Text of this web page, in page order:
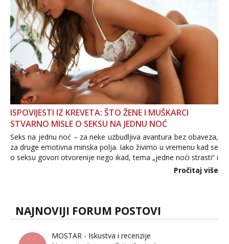
ISPOVIJESTI IZ KREVETA: ŠTO ŽENE I MUŠKARCI
STVARNO MISLE O SEKSU NA JEDNU NOĆ
Seks na jednu noć – za neke uzbudljiva avantura bez obaveza,
za druge emotivna minska polja. Iako živimo u vremenu kad se
o seksu govori otvorenije nego ikad, tema „jedne noći strasti“ i
dalje izaziva burne rasprave. Što zapravo misle žene, a što
Pročitaj više
NAJNOVIJI FORUM POSTOVI
MOSTAR - Iskustva i recenzije